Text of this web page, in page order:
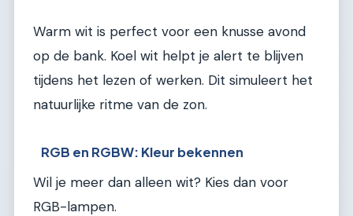
Warm wit is perfect voor een knusse avond
op de bank. Koel wit helpt je alert te blijven
tijdens het lezen of werken. Dit simuleert het
natuurlijke ritme van de zon.
RGB en RGBW: Kleur bekennen
Wil je meer dan alleen wit? Kies dan voor
RGB-lampen.